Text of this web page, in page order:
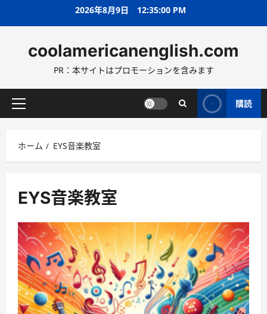
ス
ッ
2026年8月9日 12:35:01 PM
coolamericanenglish.com
PR：本サイトはプロモーションを含みます
メ
メ
ニ
ー
購読
ホーム EYS音楽教室
EYS音楽教室